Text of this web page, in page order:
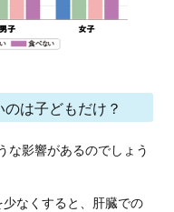
は子どもだけ？
影響があるのでしょう
なくすると、肝臓での